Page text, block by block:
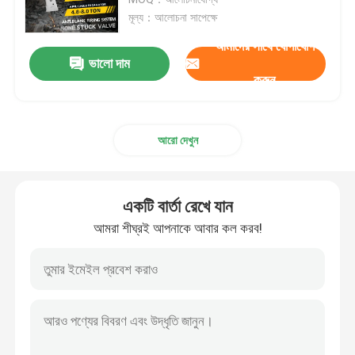
মূল্য：আলোচনা সাপেক্ষে
ভালো দাম
আমাদের সাথে যোগাযোগ
করুন
আরো দেখুন
একটি বার্তা রেখে যান
আমরা শীঘ্রই আপনাকে আবার কল করব!